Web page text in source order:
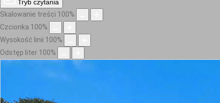
Tryb czytania
Skalowanie treści 100%
Czcionka 100%
Wysokość linii 100%
Odstęp liter 100%